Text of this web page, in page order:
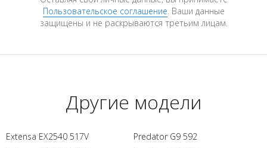
Пользовательское соглашение. Ваши данные
защищены и не раскрываются третьим лицам.
Другие модели
Extensa EX2540 517V
Predator G9 592